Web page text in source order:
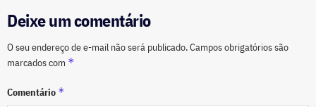
Deixe um comentário
O seu endereço de e-mail não será publicado.Campos obrigatórios são
marcados com *
Comentário *